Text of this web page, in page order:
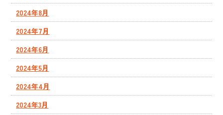
2024年8月
2024年7月
2024年6月
2024年5月
2024年4月
2024年3月